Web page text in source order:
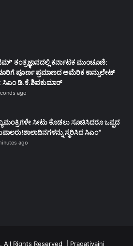
ತಂತ್ರಜ್ಞಾನದಲ್ಲಿ ಕರ್ನಾಟಕ ಮುಂಚೂಣಿ:
ಪೂರ್ಣ ಪ್ರಮಾಣದ ಅಮೆರಿಕ ಕಾನ್ಸುಲೇಟ್
ಸಿಎಂ ಡಿ.ಕೆ.ಶಿವಕುಮಾರ್
ago
ಸೀಟು ಕೊಡಲು ಸೂಚಿಸಿದರೂ ಒಪ್ಪದ
ಸ್ಮರಿಸಿದ ಸಿಎಂ*
ago
Rights Reserved | Pragativaini